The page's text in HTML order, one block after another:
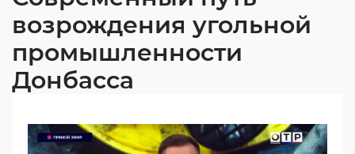
возрождения угольной
промышленности
Донбасса